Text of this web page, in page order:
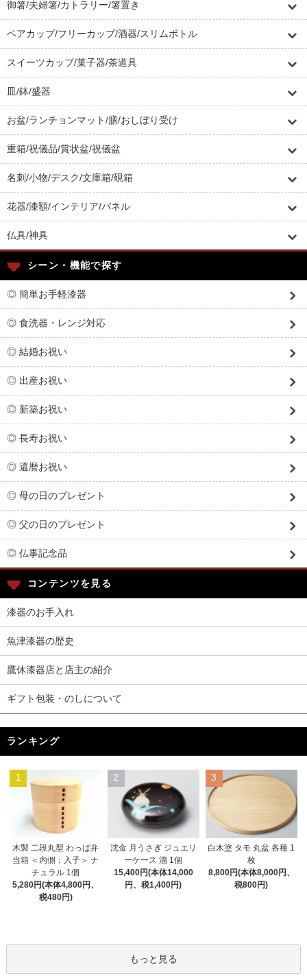
御箸/夫婦箸/カトラリー/箸置き
ペアカップ/フリーカップ/酒器/スリムボトル
スイーツカップ/菓子器/茶道具
皿/鉢/盛器
お盆/ランチョンマット/膳/おしぼり受け
重箱/祝儀品/賞状盆/祝儀盆
名刺/小物/デスク/文庫箱/硯箱
花器/漆額/インテリア/パネル
仏具/神具
シーン・機能で探す
◎ 簡単お手軽漆器
◎ 食洗器・レンジ対応
◎ 結婚お祝い
◎ 出産お祝い
◎ 新築お祝い
◎ 長寿お祝い
◎ 還暦お祝い
◎ 母の日のプレゼント
◎ 父の日のプレゼント
◎ 仏事記念品
コンテンツを見る
漆器のお手入れ
魚津漆器の歴史
鷹休漆器店と店主の紹介
ギフト包装・のしについて
ランキング
1
木製 二段丸型 わっぱ弁
当箱 ＜内側：入子＞ ナ
チュラル 1個
5,280円(本体4,800円、
税480円)
2
沈金 月うさぎ ジュエリ
ーケース 溜 1個
15,400円(本体14,000
円、税1,400円)
3
白木塗 タモ 丸盆 各種 1
枚
8,800円(本体8,000円、
税800円)
もっと見る